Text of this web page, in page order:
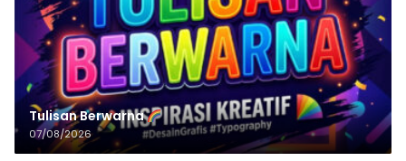
Tulisan‌‌‌‌‌‌‌‌‌‌‌‌‌‌‌‌ Berwarna
07/08/2026